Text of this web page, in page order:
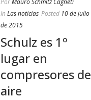
PorMauro Schmitz Cagneti
In Las noticias Posted 10 de julio
de 2015
Schulz es 1º
lugar en
compresores de
aire